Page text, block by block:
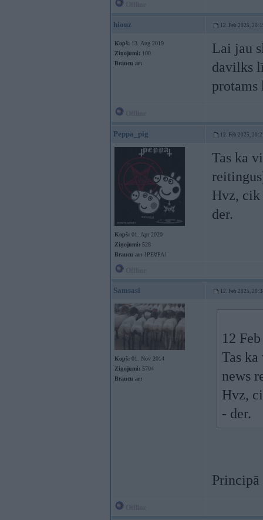
hiouz 12. Feb 2025,
Kopš: 13. Aug 2019
Ziņojumi: 100
Braucu ar:
Lai jau
davilks
Peppa_pig 12. Feb 2025,
Kopš: 01. Apr 2020
Ziņojumi: 528
Braucu ar: ⸸PE☿PA⸸
Tas ka
Hvz, cik
der.
Samsasi 12. Feb 2025,
Kopš: 01. Nov 2014
Ziņojumi: 5704
Braucu ar:
12
Tas
news
Hvz,
- der.
Principā